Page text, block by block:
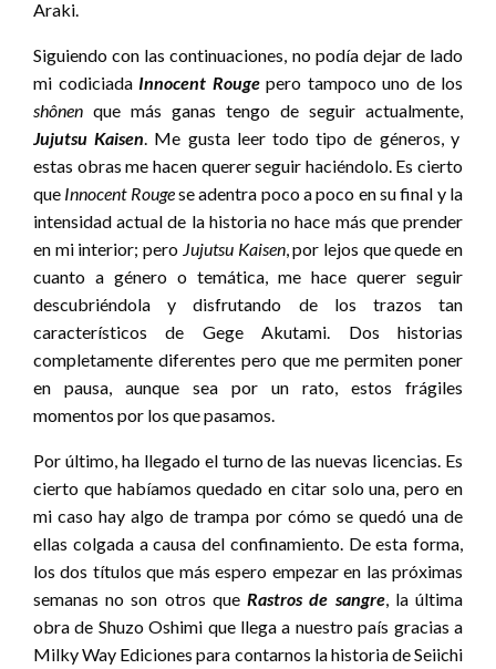
Araki.
Siguiendo con las continuaciones, no podía dejar de lado
mi codiciada Innocent Rougepero tampoco uno de los
shônen que más ganas tengo de seguir actualmente,
Jujutsu Kaisen. Me gusta leer todo tipo de géneros, y
estas obras me hacen querer seguir haciéndolo. Es cierto
que Innocent Rougese adentra poco a poco en su final y la
intensidad actual de la historia no hace más que prender
en mi interior; pero Jujutsu Kaisen, por lejos que quede en
cuanto a género o temática, me hace querer seguir
descubriéndola y disfrutando de los trazos tan
característicos de Gege Akutami. Dos historias
completamente diferentes pero que me permiten poner
en pausa, aunque sea por un rato, estos frágiles
momentos por los que pasamos.
Por último, ha llegado el turno de las nuevas licencias. Es
cierto que habíamos quedado en citar solo una, pero en
mi caso hay algo de trampa por cómo se quedó una de
ellas colgada a causa del confinamiento. De esta forma,
los dos títulos que más espero empezar en las próximas
semanas no son otros queRastros de sangre, la última
obra de Shuzo Oshimi que llega a nuestro país gracias a
Milky Way Ediciones para contarnos la historia de Seiichi